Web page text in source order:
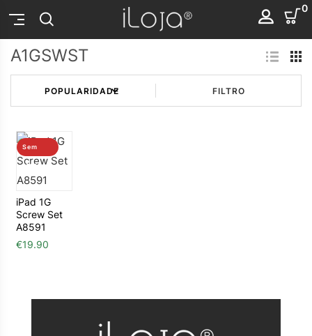
0
A1GSWST
FILTRO
Sem
stock
iPad 1G
Screw Set
A8591
€19.90